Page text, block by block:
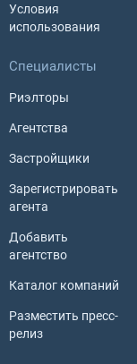
Условия
использования
Специалисты
Риэлторы
Агентства
Застройщики
Зарегистрировать
агента
Добавить
агентство
Каталог компаний
Разместить пресс-
релиз